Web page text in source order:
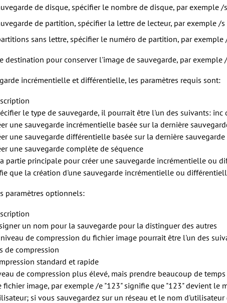
de disque, spécifier le nombre de disque, par exemple /
de partition, spécifier la lettre de lecteur, par exemple /s
sans lettre, spécifier le numéro de partition, par exemple
destination pour conserver l'image de sauvegarde, par exemple
incrémentielle et différentielle, les paramètres requis sont:
le type de sauvegarde, il pourrait être l'un des suivants:
une sauvegarde incrémentielle basée sur la dernière
une sauvegarde différentielle basée sur la dernière
une sauvegarde complète de séquence
partie principale pour créer une sauvegarde incrémentielle ou
que la création d'une sauvegarde incrémentielle ou
paramètres optionnels:
un nom pour la sauvegarde pour la distinguer des autres
niveau de compression du fichier image pourrait être l'un des
de compression
standard et rapide
de compression plus élevé, mais prendre beaucoup de temps
fichier image, par exemple /e "123" signifie que "123" devient le
si vous sauvegardez sur un réseau et le nom